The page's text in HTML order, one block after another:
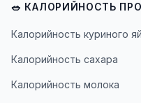
🥗 КАЛОРИЙНОСТЬ
Калорийность куриного
Калорийность сахара
Калорийность молока